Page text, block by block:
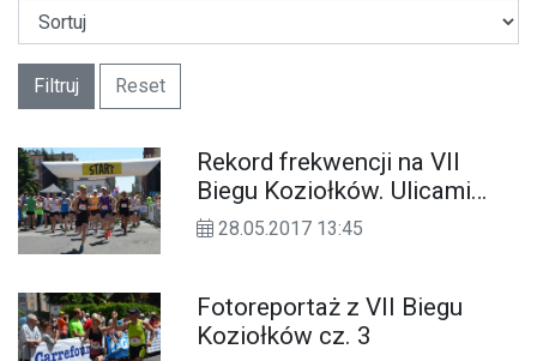
Filtruj Reset
Rekord frekwencji na VII
Biegu Koziołków. Ulicami
Koźla przebiegło blisko 500
28.05.2017 13:45
Fotoreportaż z VII Biegu
Koziołków cz. 3